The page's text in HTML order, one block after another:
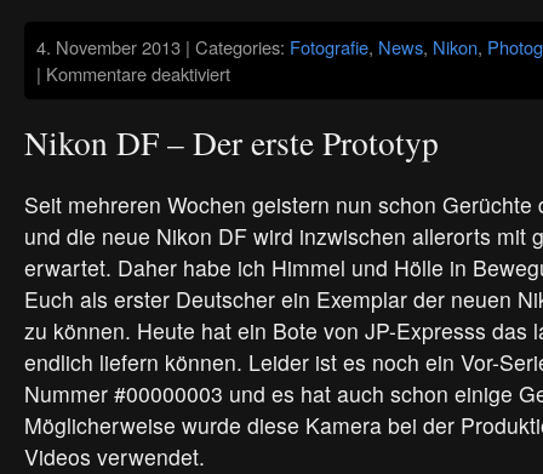
4. November 2013 | Categories: Fotografie, News, Nikon,
| Kommentare deaktiviertfür
Nikon
Die
ersten
Nikon DF – Der erste Prototyp
Seit mehreren Wochen geistern nun schon Gerüchte
und die neue Nikon DF wird inzwischen allerorts mit
erwartet. Daher habe ich Himmel und Hölle in
Euch als erster Deutscher ein Exemplar der neuen
zu können. Heute hat ein Bote von JP-Expresss das
endlich liefern können. Leider ist es noch ein Vor-
Nummer #00000003 und es hat auch schon einige
Möglicherweise wurde diese Kamera bei der
Videos verwendet.